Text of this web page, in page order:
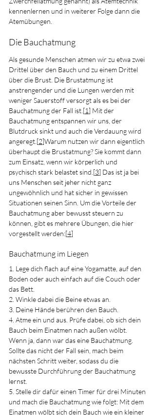
kennenlernen und in weiterer Folge dann die
Atemübungen.
Die Bauchatmung
Als gesunde Menschen atmen wir zu etwa zwei
Drittel über den Bauch und zu einem Drittel
über die Brust. Die Brustatmung ist
anstrengender und die Lungen werden mit
weniger Sauerstoff versorgt als es bei der
Bauchatmung der Fall ist.[1] Mit der
Bauchatmung entspannen wir uns, der
Blutdruck sinkt und auch die Verdauung wird
angeregt.[2]Warum nutzen wir dann eigentlich
überhaupt die Brustatmung? Sie kommt dann
zum Einsatz, wenn wir körperlich und
psychisch stark belastet sind.[3] Das ist ja bei
uns Menschen seit jeher nicht ganz
ungewöhnlich und hat sicher in gewissen
Situationen seinen Sinn. Um die Vorteile der
Bauchatmung aber bewusst steuern zu
können, gibt es mehrere Übungen, die hier
vorgestellt werden:[4]
Bauchatmung im Liegen
1. Lege dich flach auf eine Yogamatte, auf den
Boden oder auch einfach auf die Couch oder
das Bett.
2. Winkle dabei die Beine etwas an.
3. Deine Hände berühren den Bauch.
4. Atme ein und aus. Prüfe dabei, ob sich dein
Bauch beim Einatmen nach außen wölbt.
Wenn ja, dann war das eine Bauchatmung.
Sollte das nicht der Fall sein, mach beim
nächsten Schritt weiter, sodass du die
bewusste Durchführung der Bauchatmung
lernst.
5. Stelle dir dafür einen Timer für drei Minuten
und mach die Bauchatmung wie folgt: Mit dem
Einatmen wölbt sich dein Bauch wie ein kleiner